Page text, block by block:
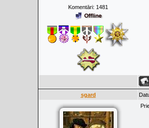
Komentāri: 1481
sgard